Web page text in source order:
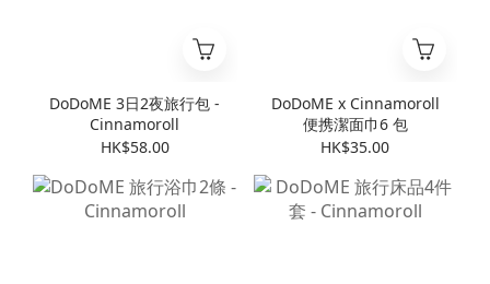
DoDoME 3日2夜旅行包 -
Cinnamoroll
HK$58.00
DoDoME x Cinnamoroll
便携潔面巾6 包
HK$35.00